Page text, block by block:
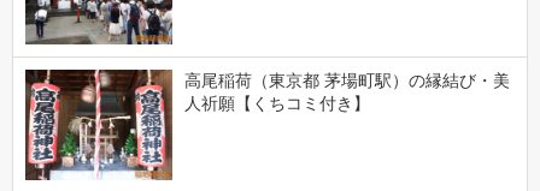
高尾稲荷（東京都 茅場町駅）の縁結び・美
人祈願【くちコミ付き】